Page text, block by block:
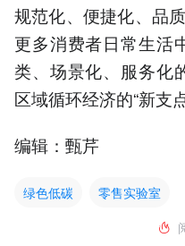
规范化、便捷化、品
更多消费者日常生活
类、场景化、服务化
区域循环经济的“新支点
编辑：甄芹
绿色低碳
零售实验室